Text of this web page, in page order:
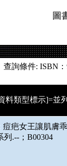
圖
條件: ISBN：
料類型標示]=並
疤女王讓肌膚
列.--；B00304